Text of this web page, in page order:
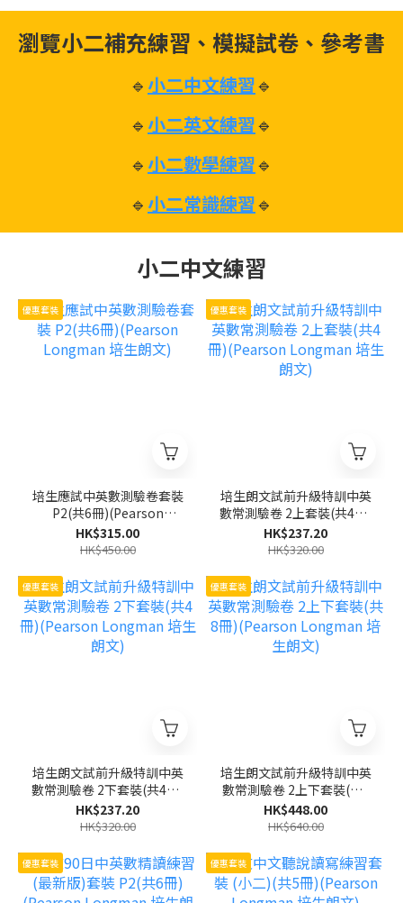
瀏覽小二補充練習、模擬試卷、參考書
🔹 小二中文練習🔹
🔹 小二英文練習🔹
🔹 小二數學練習🔹
🔹 小二常識練習🔹
小二中文練習
優惠套裝
培生應試中英數測驗卷套裝
P2(共6冊)(Pearson
Longman 培生朗文)
HK$315.00
HK$450.00
優惠套裝
培生朗文試前升級特訓中英
數常測驗卷 2上套裝(共4冊)
(Pearson Longman 培生
朗文)
HK$237.20
HK$320.00
優惠套裝
培生朗文試前升級特訓中英
數常測驗卷 2下套裝(共4冊)
(Pearson Longman 培生
朗文)
HK$237.20
HK$320.00
優惠套裝
培生朗文試前升級特訓中英
數常測驗卷 2上下套裝(共8
冊)(Pearson Longman 培
生朗文)
HK$448.00
HK$640.00
優惠套裝 優惠套裝